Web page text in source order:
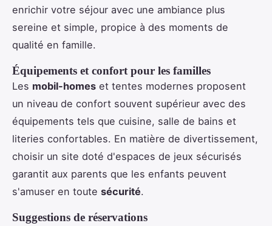
enrichir votre séjour avec une ambiance plus
sereine et simple, propice à des moments de
qualité en famille.
Équipements et confort pour les familles
Les mobil-homes et tentes modernes proposent
un niveau de confort souvent supérieur avec des
équipements tels que cuisine, salle de bains et
literies confortables. En matière de divertissement,
choisir un site doté d'espaces de jeux sécurisés
garantit aux parents que les enfants peuvent
s'amuser en toute sécurité.
Suggestions de réservations